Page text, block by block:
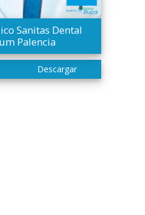
Sanitas Dental
Palencia